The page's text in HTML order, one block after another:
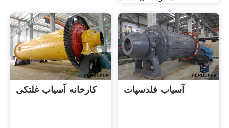
کارخانه آسیاب غلتکی آسیاب فلدسپات